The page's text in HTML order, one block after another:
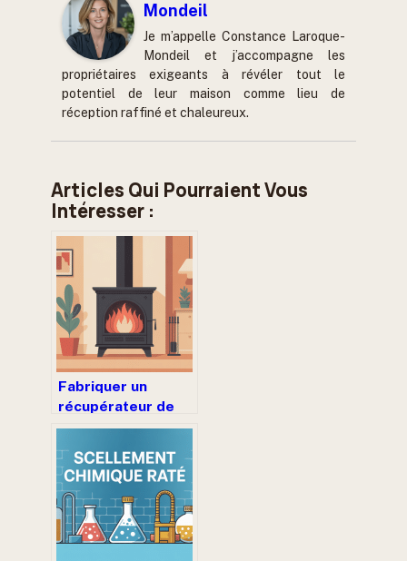
Mondeil
Je m’appelle Constance Laroque-
Mondeil et j’accompagne les
propriétaires exigeants à révéler tout le
potentiel de leur maison comme lieu de
réception raffiné et chaleureux.
Articles Qui Pourraient Vous
Intéresser :
Fabriquer un
récupérateur de
chaleur pour poêle
à bois : guide
complet et limites